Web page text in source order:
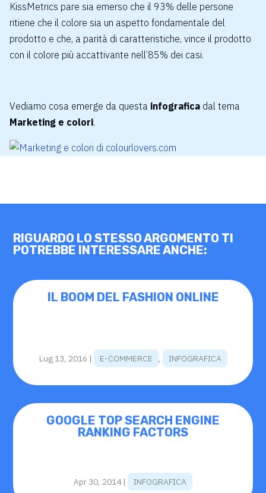
KissMetrics pare sia emerso che il 93% delle persone
ritiene che il colore sia un aspetto fondamentale del
prodotto e che, a parità di caratteristiche, vince il prodotto
con il colore più accattivante nell’85% dei casi.
Vediamo cosa emerge da questa infografica dal tema
Marketing e colori.
RIGUARDO LO STESSO ARGOMENTO TI
POTREBBE INTERESSARE ANCHE:
IL BOOM DEL FASHION ONLINE
Lug 13, 2016 | E-COMMERCE , INFOGRAFICA
GOOGLE TOP SEARCH ENGINE
RANKING FACTORS
Apr 30, 2014| INFOGRAFICA